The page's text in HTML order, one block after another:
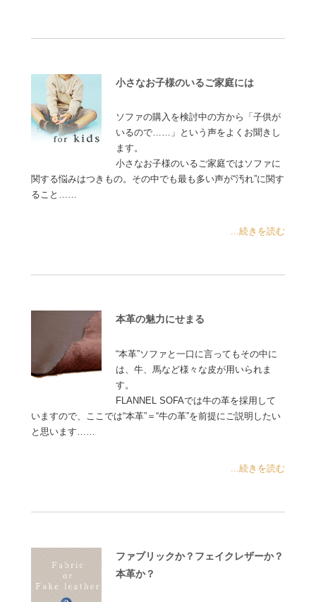
小さなお子様のいるご家庭には
ソファの購入を検討中の方から「子供が
いるので……」という声をよくお聞きし
ます。
小さなお子様のいるご家庭ではソファに
関する悩みはつきもの。その中でも最も多い声が“汚れ”に関す
ること……
...続きを読む
本革の魅力にせまる
“本革”ソファと一口に言ってもその中に
は、牛、馬など様々な皮が用いられま
す。
FLANNEL SOFAでは牛の革を採用して
いますので、ここでは“本革”＝“牛の革”を前提にご説明したい
と思います……
...続きを読む
ファブリックか？フェイクレザーか？
本革か？